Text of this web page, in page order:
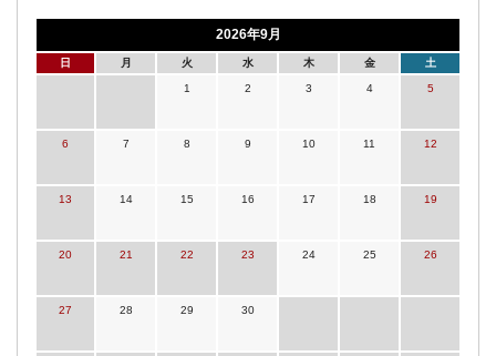
2026年9月
日 月 火 水 木 金 土
1 2 3 4 5
6 7 8 9 10 11 12
13 14 15 16 17 18 19
20 21 22 23 24 25 26
27 28 29 30